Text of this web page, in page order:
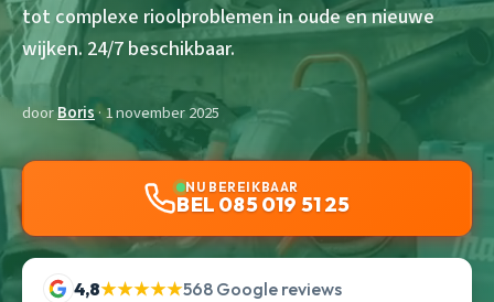
tot complexe rioolproblemen in oude en nieuwe
wijken. 24/7 beschikbaar.
doorBoris· 1 november 2025
NU BEREIKBAAR
BEL 085 019 51 25
4,8★★★★★568 Google reviews